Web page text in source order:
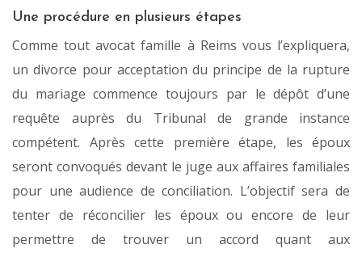
Une procédure en plusieurs étapes
Comme tout avocat famille à Reims vous l’expliquera,
un divorce pour acceptation du principe de la rupture
du mariage commence toujours par le dépôt d’une
requête auprès du Tribunal de grande instance
compétent. Après cette première étape, les époux
seront convoqués devant le juge aux affaires familiales
pour une audience de conciliation. L’objectif sera de
tenter de réconcilier les époux ou encore de leur
permettre de trouver un accord quant aux